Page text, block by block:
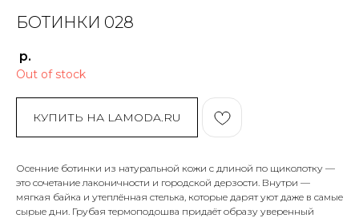
БОТИНКИ 028
р.
Out of stock
КУПИТЬ НА LAMODA.RU
Осенние ботинки из натуральной кожи с длиной по щиколотку —
это сочетание лаконичности и городской дерзости. Внутри —
мягкая байка и утеплённая стелька, которые дарят уют даже в самые
сырые дни. Грубая термоподошва придаёт образу уверенный